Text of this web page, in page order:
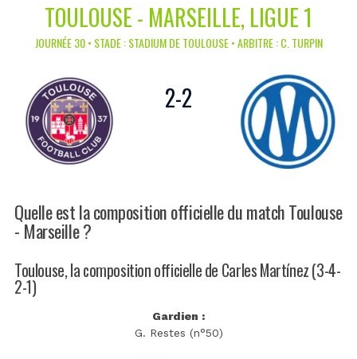
TOULOUSE - MARSEILLE, LIGUE 1
JOURNÉE 30 • STADE : STADIUM DE TOULOUSE • ARBITRE : C. TURPIN
2-2
Quelle est la composition officielle du match Toulouse
- Marseille ?
Toulouse, la composition officielle de Carles Martínez (3-4-
2-1)
Gardien :
G. Restes (n°50)